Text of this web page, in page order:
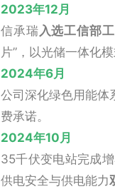
2023年12月
信承瑞 入选工信部
片”，以光储一体化
2024年6月
公司深化绿色用能体
费承诺。
2024年10月
35千伏变电站完成
供电安全与供电能力